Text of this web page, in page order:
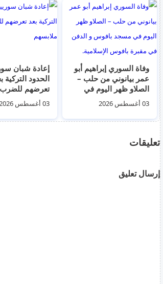
وفاة السوري إبراهيم أبو
عمر بيانوني من حلب –
الصلاو ظهر اليوم في
مسجد بافوس و الدفن
في مقبرة بافوس
الإسلامية.
03 أغسطس 2026
إعادة شبان
الحدود التركية
تعرضهم
ملابسهم03 أغسطس 2026
تعليقات
إرسال تعليق